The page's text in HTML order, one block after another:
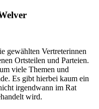
gewählten Vertreterinnen
Ortsteilen und Parteien.
viele Themen und
Es gibt hierbei kaum ein
irgendwann im Rat
wird.